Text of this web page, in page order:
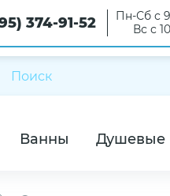
374-91-52
Пн-Сб с
Вс с
Ванны Душевые